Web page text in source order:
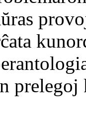
prelegoj